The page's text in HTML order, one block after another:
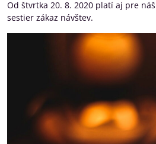
Od štvrtka 20. 8. 2020 platí aj pre
sestier zákaz návštev.